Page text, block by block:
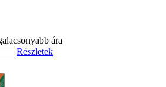
ára
Részletek